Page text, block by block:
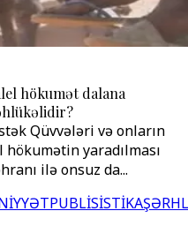
hökumət dalana
Qüvvələri və onların
yaradılması
ilə onsuz da...
PUBLİSİSTİKA